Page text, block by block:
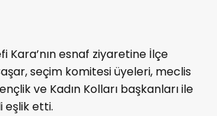
Kara’nın esnaf ziyaretine İlçe
seçim komitesi üyeleri, meclis
ve Kadın Kolları başkanları ile
eşlik etti.